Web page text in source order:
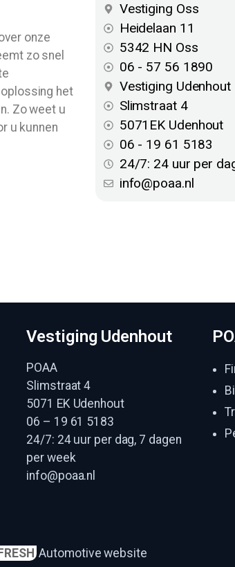
onze
zo snel
het
Zo weet u
u kunnen
Vestiging Oss
Heidelaan 11
5342 HN Oss
06 - 57 56 1890
Vestiging Udenhout
Slimstraat 4
5071EK Udenhout
06 - 19 61 5183
24/7: 24 uur per
info@poaa.nl
Vestiging Udenhout
POAA
Slimstraat 4
5071 EK Udenhout
06 – 19 61 5183
24/7: 24 uur per dag, 7 dagen
per week
info@poaa.nl
Automotive website